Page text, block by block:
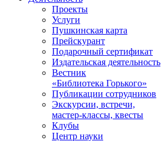
Проекты
Услуги
Пушкинская карта
Прейскурант
Подарочный сертификат
Издательская деятельность
Вестник
«Библиотека Горького»
Публикации сотрудников
Экскурсии, встречи,
мастер-классы, квесты
Клубы
Центр науки